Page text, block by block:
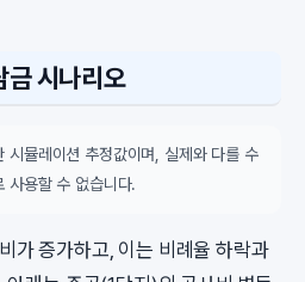
금 시나리오
시뮬레이션 추정값이며, 실제와 다를 수
사용할 수 없습니다.
가 증가하고, 이는 비례율 하락과